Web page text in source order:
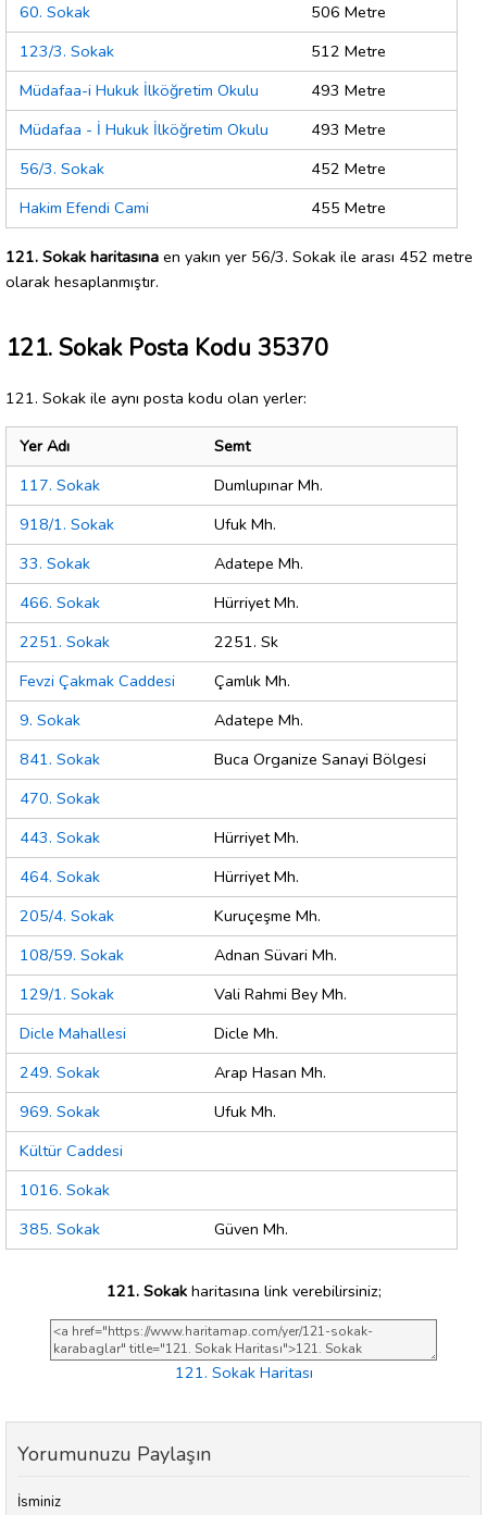
60. Sokak
506 Metre
123/3. Sokak
512 Metre
Müdafaa-i Hukuk İlköğretim Okulu
493 Metre
Müdafaa - İ Hukuk İlköğretim Okulu
493 Metre
56/3. Sokak
452 Metre
Hakim Efendi Cami
455 Metre
121. Sokak haritasına en yakın yer 56/3. Sokak ile arası 452 metre
olarak hesaplanmıştır.
121. Sokak Posta Kodu 35370
121. Sokak ile aynı posta kodu olan yerler:
Yer Adı
Semt
117. Sokak
Dumlupınar Mh.
918/1. Sokak
Ufuk Mh.
33. Sokak
Adatepe Mh.
466. Sokak
Hürriyet Mh.
2251. Sokak
2251. Sk
Fevzi Çakmak Caddesi
Çamlık Mh.
9. Sokak
Adatepe Mh.
841. Sokak
Buca Organize Sanayi Bölgesi
470. Sokak
443. Sokak
Hürriyet Mh.
464. Sokak
Hürriyet Mh.
205/4. Sokak
Kuruçeşme Mh.
108/59. Sokak
Adnan Süvari Mh.
129/1. Sokak
Vali Rahmi Bey Mh.
Dicle Mahallesi
Dicle Mh.
249. Sokak
Arap Hasan Mh.
969. Sokak
Ufuk Mh.
Kültür Caddesi
1016. Sokak
385. Sokak
Güven Mh.
121. Sokakharitasına link verebilirsiniz;
121. Sokak Haritası
Yorumunuzu Paylaşın
İsminiz